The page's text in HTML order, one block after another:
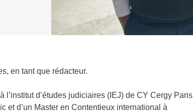
en tant que rédacteur.
d’études judiciaires (IEJ) de CY Cergy Paris
et d’un Master en Contentieux international à